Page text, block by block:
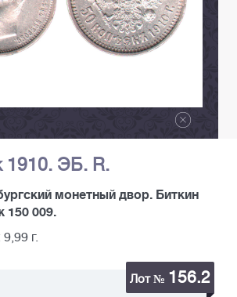
1910. ЭБ. R.
монетный двор. Биткин
150 009.
г.
Лот № 156.2